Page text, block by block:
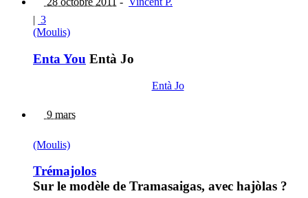
| 3
(Moulis)
Enta You Entà Jo
Entà Jo
9 mars
(Moulis)
Trémajolos
Sur le modèle de Tramasaigas, avec hajòlas ?